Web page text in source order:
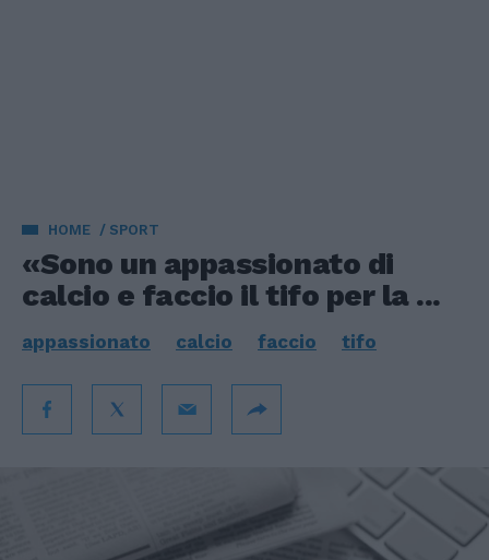
HOME SPORT
«Sono un appassionato di
calcio e faccio il tifo per la ...
appassionato calcio faccio tifo